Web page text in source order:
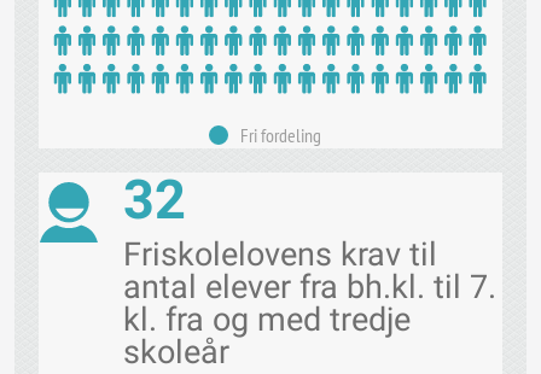
Fri fordeling
32
Friskolelovens krav til
antal elever fra bh.kl. til 7.
kl. fra og med tredje
skoleår